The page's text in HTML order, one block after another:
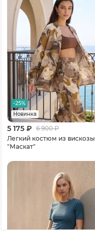
-25%
Новинка
5 175 ₽ 6 900₽
Легкий костюм из вискозы
"Маскат"